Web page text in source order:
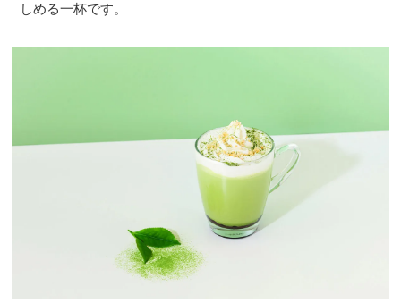
しめる一杯です。